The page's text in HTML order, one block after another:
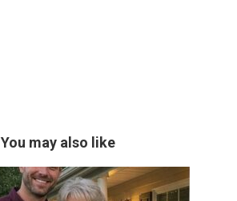
You may also like